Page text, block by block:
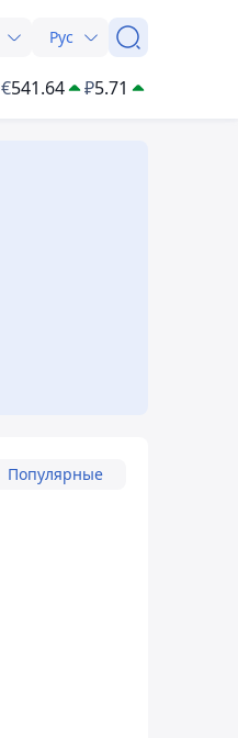
Рус
€541.64 ₽5.71
Популярные